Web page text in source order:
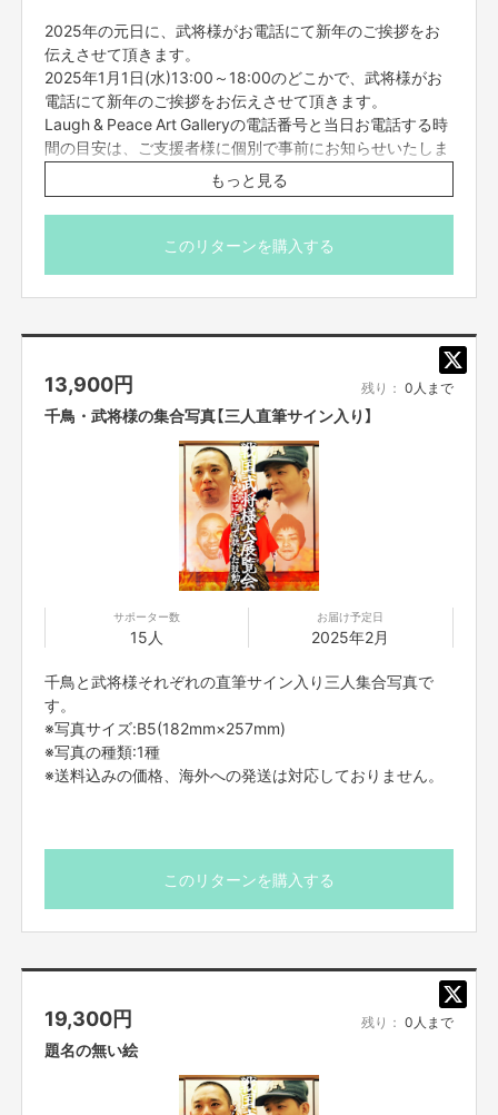
会運動等標ぼうゴロ、特殊知能暴力集団及びこれらに準ずる団体、並びにこ
れらの構成員等を指します。以下、同様とします。）に該当せず、また、こ
れら反社会的勢力との間で社会的に非難されるべき関係を有していないこと
を保証します。
■プロジェクト実施前及び実施中に上記に反する事態が発生した場合、いつ
でもプロジェクトの実行を中止することができ、プランナーは一切の責任を
負担しません。
■リターンについて二次利用の目的や、有料イベント、PR目的での配信・
イベント・番組などでの使用は基本NGとします。
【所在地】
大阪府大阪市中央区難波千日前11番6号
お問い合わせは下記のURLのメッセージからご連絡ください。
https://cf.fany.lol/users/message/view/59089
不良品、発送品間違いの場合は無料で交換させていただきます。到着日から
7日以内に上記問い合わせ先へご連絡ください。それ以上経過しますと返品
をお受け出来ない場合がございます。※サポーターのご都合によるキャンセ
【返品送料】
不良品、発送商品間違いの場合、着払いにて対応いたします。
2025年の元日に、武将様がお電話にて新年のご挨拶をお
伝えさせて頂きます。
2025年1月1日(水)13:00～18:00のどこかで、武将様がお
電話にて新年のご挨拶をお伝えさせて頂きます。
Laugh & Peace Art Galleryの電話番号と当日お電話する時
間の目安は、ご支援者様に個別で事前にお知らせいたしま
す。
お一人あたりの通話時間は約5分程度を予定しておりま
す。
※当日にお電話が繋がらなかった場合、お礼のメッセージ
※2025年1月1日(水)当日、Laugh & Peace Art Galleryの固
定電話から、ご支援時にご登録頂いたお電話番号へ発信さ
せて頂きます(ご支援の際にお電話番号を入力いただく箇
所がございますので、番号に間違いがないようご入力くだ
さい。)。
※Laugh & Peace Art Galleryの電話番号は、ご支援者様に
個別で事前にお知らせいたします。
※ご支援の際、備考欄に＜2025年1月1日(水)にお電話可能
なお時間帯＞のご記載をお願い致します。
※通話料は弊社で負担いたしますので、お客様からのおか
け直しは不要でございます。
※海外へのお電話は対応しておりません。
もっと見る
このリターンを購入する
13,900円 残り： 0人まで
千鳥・武将様の集合写真【三人直筆サイン入り】
サポーター数
15人
お届け予定日
2025年2月
千鳥と武将様それぞれの直筆サイン入り三人集合写真で
す。
※写真サイズ:B5(182mm×257mm)
※写真の種類:1種
※送料込みの価格、海外への発送は対応しておりません。
このリターンを購入する
19,300円 残り： 0人まで
題名の無い絵